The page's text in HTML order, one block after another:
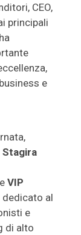
CEO,
principali
e
Stagira
VIP
dedicato al
e
di alto